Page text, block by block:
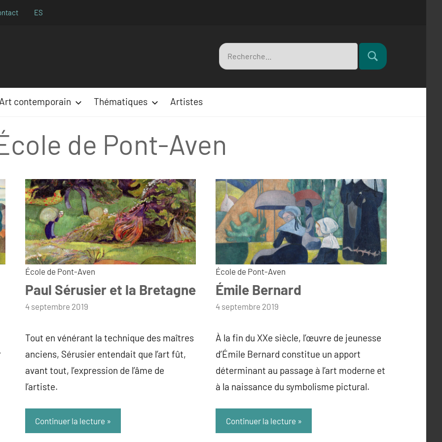
ES
Recherche
pour
Rechercher
Art contemporain Thématiques Artistes
de Pont-Aven
École de Pont-Aven
Paul Sérusier et la Bretagne
par
4 septembre 2019
Tout en vénérant la technique des maîtres
anciens, Sérusier entendait que l’art fût,
avant tout, l’expression de l’âme de
l’artiste.
Continuer la lecture
École de Pont-Aven
Émile Bernard
par
4 septembre 2019
À la fin du XXe siècle, l’œuvre de jeunesse
d’Émile Bernard constitue un apport
déterminant au passage à l’art moderne et
à la naissance du symbolisme pictural.
Continuer la lecture